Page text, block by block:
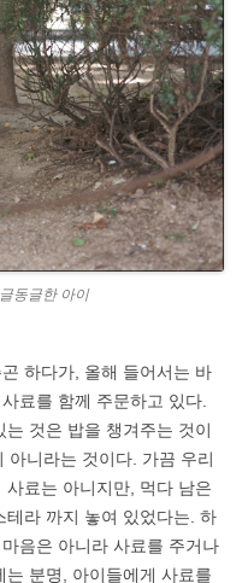
동글한 아이
하다가, 올해 들어서는 바
료를 함께 주문하고 있다.
것은 밥을 챙겨주는 것이
아니라는 것이다. 가끔 우리
료는 아니지만, 먹다 남은
라 까지 놓여 있었다는. 하
음은 아니라 사료를 주거나
분명, 아이들에게 사료를